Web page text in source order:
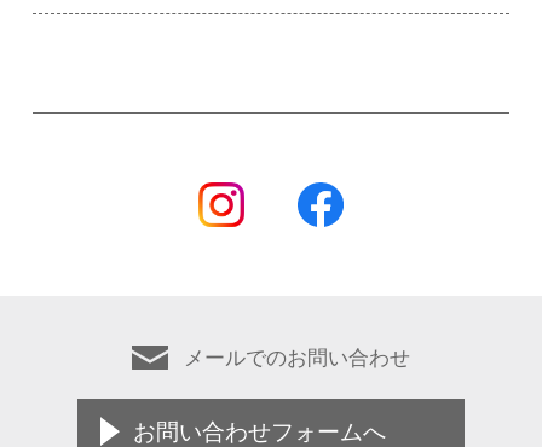
メールでのお問い合わせ
お問い合わせフォームへ